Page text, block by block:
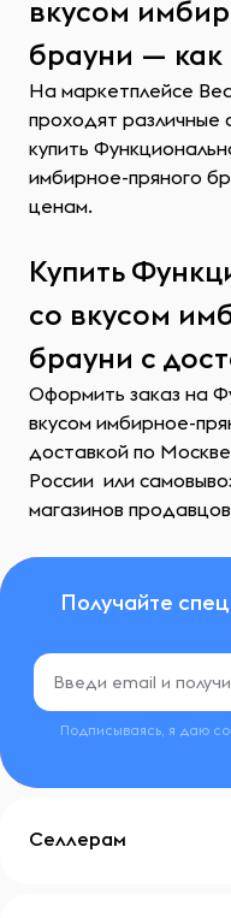
вкусом
брауни — как
На маркетплейсе
проходят различные
купить
имбирное-пряного
ценам.
Купить
со вкусом
брауни с
Оформить заказ на
вкусом имбирное-
доставкой по
России или
магазинов
Получайте
Подписываясь, я даю
Селлерам